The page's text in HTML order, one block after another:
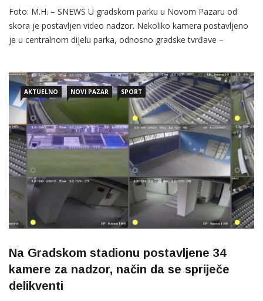
Foto: M.H. – SNEWS U gradskom parku u Novom Pazaru od
skora je postavljen video nadzor. Nekoliko kamera postavljeno
je u centralnom dijelu parka, odnosno gradske tvrđave –
žena u večernjim satima. Gradski park u Novom Pazaru
izgrađen […]
AKTUELNO NOVI PAZAR SPORT
Na Gradskom stadionu postavljene 34
kamere za nadzor, način da se spriječe
delikventi